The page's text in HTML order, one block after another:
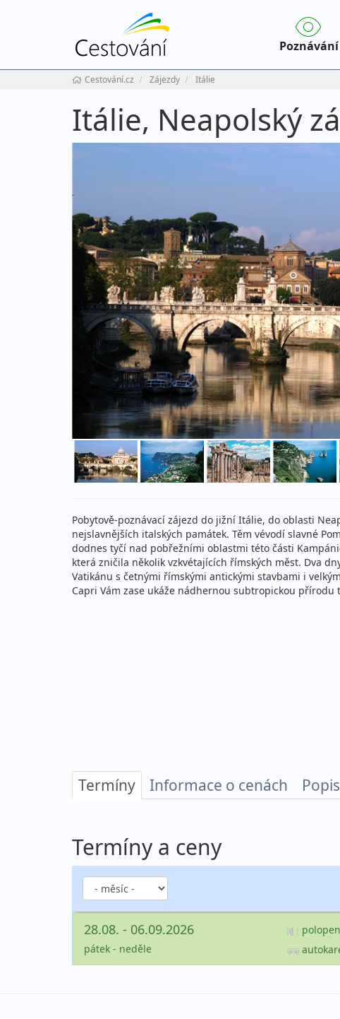
Poznávání
Cestování.cz Zájezdy Itálie
Itálie, Neapolský
Pobytově-poznávací zájezd do jižní Itálie, do oblasti
nejslavnějších italských památek. Těm vévodí slavné
dodnes tyčí nad pobřežními oblastmi této části
která zničila několik vzkvétajících římských měst. Dva
Vatikánu s četnými římskými antickými stavbami i
Capri Vám zase ukáže nádhernou subtropickou přírodu
Termíny Informace o cenách
Termíny a ceny
28.08. - 06.09.2026
pátek - neděle